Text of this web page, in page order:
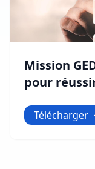
Mission
pour
Télécharger